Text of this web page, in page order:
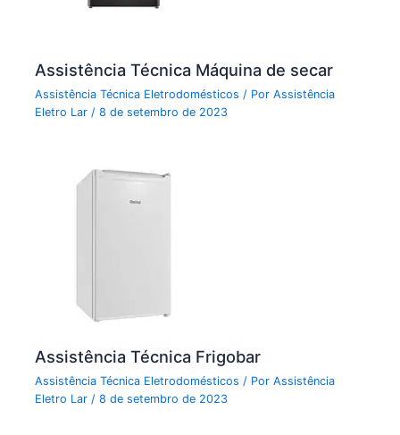
Assistência Técnica Máquina de secar
Assistência Técnica Eletrodomésticos / PorAssistência
Eletro Lar /8 de setembro de 2023
Assistência Técnica Frigobar
Assistência Técnica Eletrodomésticos / PorAssistência
Eletro Lar /8 de setembro de 2023